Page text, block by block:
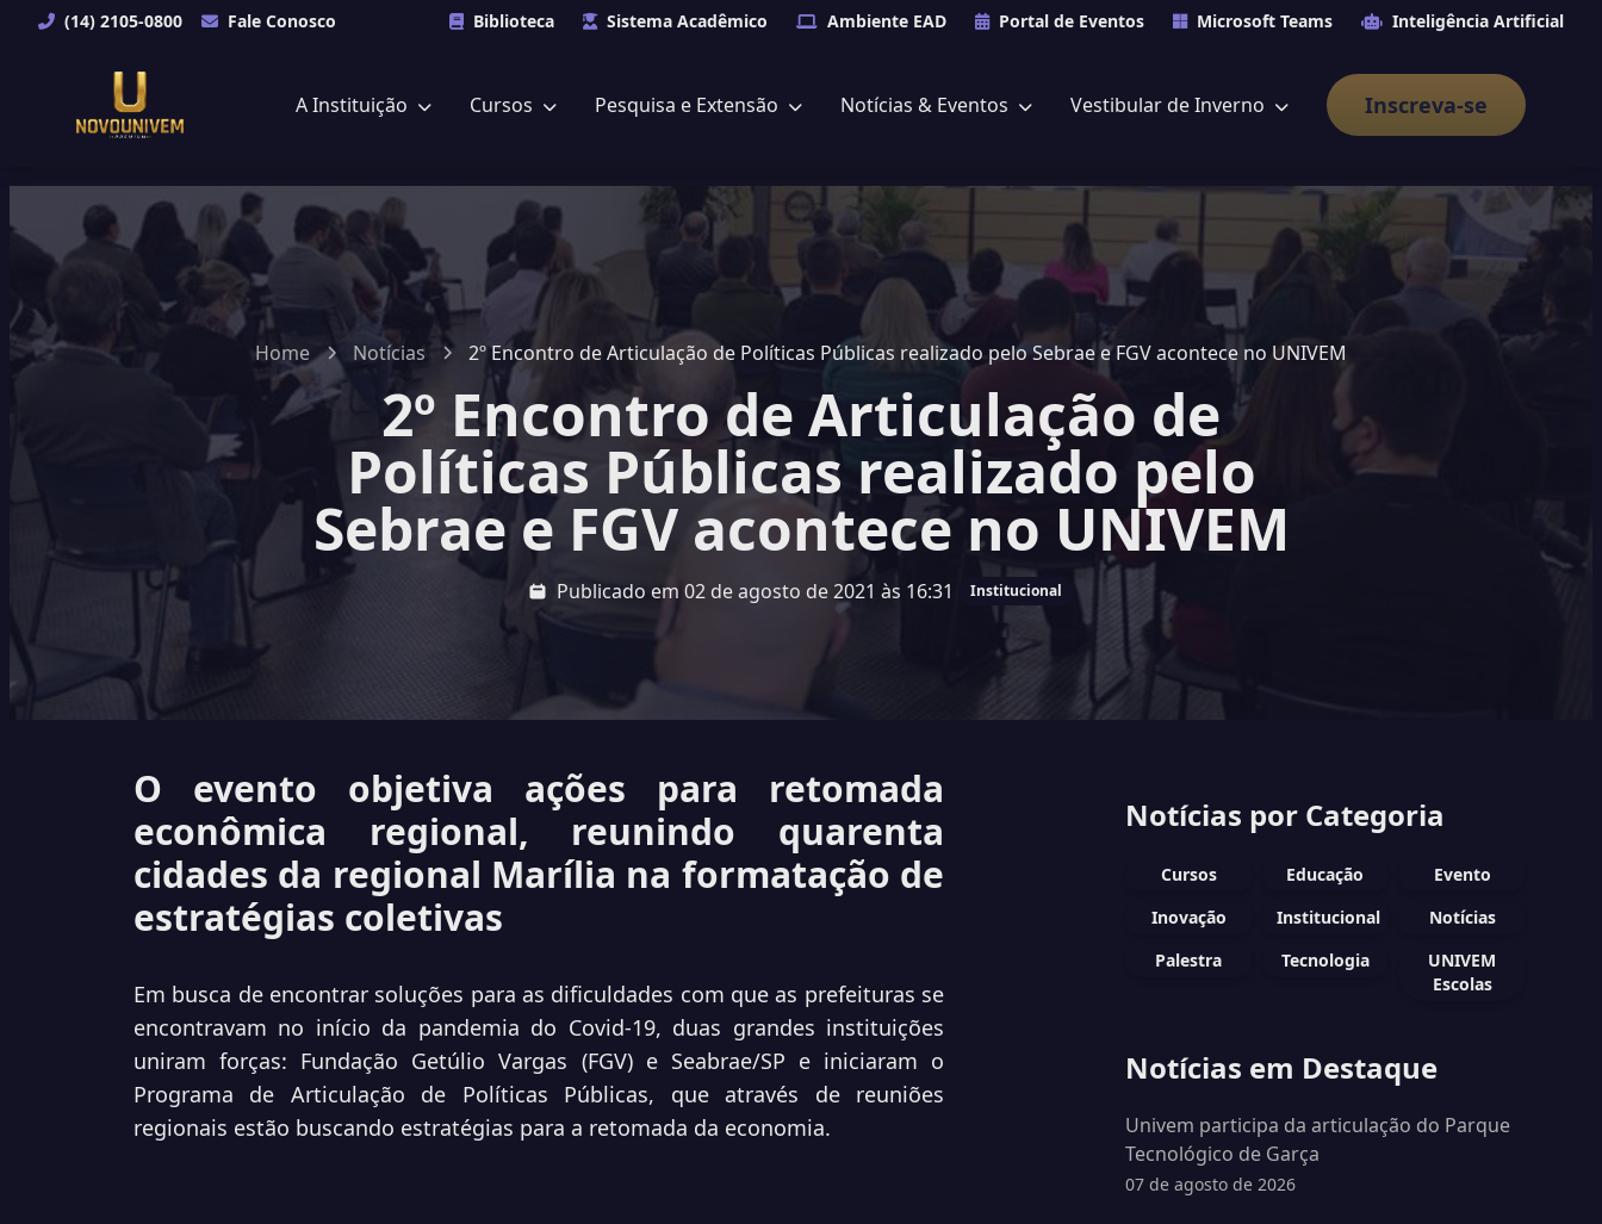
(14) 2105-0800 Fale Conosco Biblioteca Sistema Acadêmico Ambiente EAD Portal de Eventos Microsoft Teams Inteligência Artificial
A Instituição Cursos Pesquisa e Extensão Notícias & Eventos Vestibular de Inverno Inscreva-se
Home Notícias 2º Encontro de Articulação de Políticas Públicas realizado pelo Sebrae e FGV acontece no UNIVEM
2º Encontro de Articulação de
Políticas Públicas realizado pelo
Sebrae e FGV acontece no UNIVEM
Publicado em 02 de agosto de 2021 às 16:31 Institucional
O evento objetiva ações para retomada
econômica regional, reunindo quarenta
cidades da regional Marília na formatação de
estratégias coletivas
Em busca de encontrar soluções para as dificuldades com que as prefeituras se
encontravam no início da pandemia do Covid-19, duas grandes instituições
uniram forças: Fundação Getúlio Vargas (FGV) e Seabrae/SP e iniciaram o
Programa de Articulação de Políticas Públicas, que através de reuniões
regionais estão buscando estratégias para a retomada da economia.
Notícias por Categoria
Cursos Educação
Evento
Inovação
Institucional
Notícias
Palestra
Tecnologia
UNIVEM
Escolas
Notícias em Destaque
Univem participa da articulação do Parque
Tecnológico de Garça
07 de agosto de 2026